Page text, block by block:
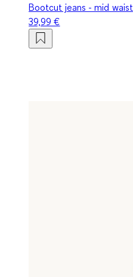
Bootcut jeans - mid waist
39,99 €